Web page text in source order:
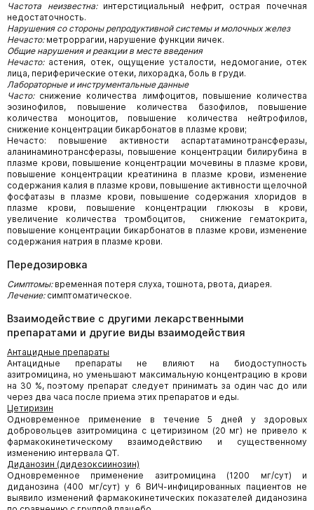
Частота неизвестна:интерстициальный нефрит, острая почечная
недостаточность.
Нарушения со стороны репродуктивной системы и молочных желез
Нечасто:метроррагии, нарушение функции яичек.
Общие нарушения и реакции в месте введения
Нечасто:астения, отек, ощущение усталости, недомогание, отек
лица, периферические отеки, лихорадка, боль в груди.
Лабораторные и инструментальные данные
Часто:снижение количества лимфоцитов, повышение количества
эозинофилов, повышение количества базофилов, повышение
количества моноцитов, повышение количества нейтрофилов,
снижение концентрации бикарбонатов в плазме крови;
Нечасто: повышение активности аспартатаминотрансферазы,
аланинаминотрансферазы, повышение концентрации билирубина в
плазме крови, повышение концентрации мочевины в плазме крови,
повышение концентрации креатинина в плазме крови, изменение
содержания калия в плазме крови, повышение активности щелочной
фосфатазы в плазме крови, повышение содержания хлоридов в
плазме крови, повышение концентрации глюкозы в крови,
увеличение количества тромбоцитов, снижение гематокрита,
повышение концентрации бикарбонатов в плазме крови, изменение
содержания натрия в плазме крови.
Передозировка
Симптомы:временная потеря слуха, тошнота, рвота, диарея.
Лечение:симптоматическое.
Взаимодействие с другими лекарственными
препаратами и другие виды взаимодействия
Антацидные препараты
Антацидные препараты не влияют на биодоступность
азитромицина, но уменьшают максимальную концентрацию в крови
на 30 %, поэтому препарат следует принимать за один час до или
через два часа после приема этих препаратов и еды.
Цетиризин
Одновременное применение в течение 5 дней у здоровых
добровольцев азитромицина с цетиризином (20 мг) не привело к
фармакокинетическому взаимодействию и существенному
изменению интервала QT.
Диданозин (дидезоксиинозин)
Одновременное применение азитромицина (1200 мг/сут) и
диданозина (400 мг/сут) у 6 ВИЧ-инфицированных пациентов не
выявило изменений фармакокинетических показателей диданозина